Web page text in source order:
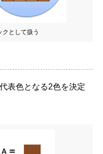
として扱う
表色となる2色を決定